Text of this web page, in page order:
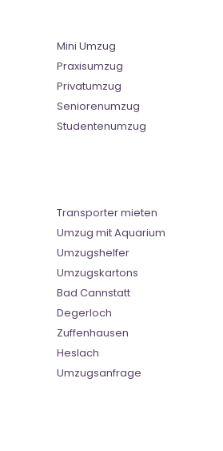
Mini Umzug
Praxisumzug
Privatumzug
Seniorenumzug
Studentenumzug
Transporter mieten
Umzug mit Aquarium
Umzugshelfer
Umzugskartons
Bad Cannstatt
Degerloch
Zuffenhausen
Heslach
Umzugsanfrage